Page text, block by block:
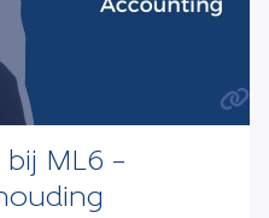
ML6 –